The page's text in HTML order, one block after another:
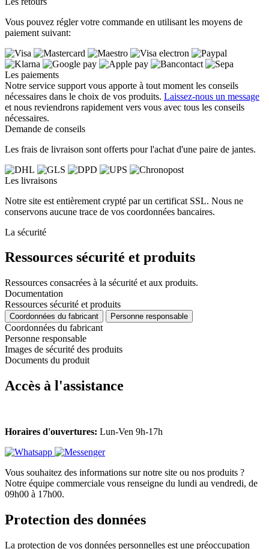
Vous pouvez régler votre commande en utilisant les moyens de
paiement suivant:
Les paiements
Notre service support vous apporte à tout moment les conseils
nécessaires dans le choix de vos produits. Laissez-nous un message
et nous reviendrons rapidement vers vous avec tous les conseils
nécessaires.
Demande de conseils
Les frais de livraison sont offerts pour l'achat d'une paire de jantes.
Les livraisons
Notre site est entièrement crypté par un certificat SSL. Nous ne
conservons aucune trace de vos coordonnées bancaires.
La sécurité
Ressources sécurité et produits
Ressources consacrées à la sécurité et aux produits.
Documentation
Ressources sécurité et produits
Coordonnées du fabricant Personne responsable
Coordonnées du fabricant
Personne responsable
Images de sécurité des produits
Documents du produit
Accès à l'assistance
Horaires d'ouvertures: Lun-Ven 9h-17h
Vous souhaitez des informations sur notre site ou nos produits ?
Notre équipe commerciale vous renseigne du lundi au vendredi, de
09h00 à 17h00.
Protection des données
La protection de vos données personnelles est une préoccupation